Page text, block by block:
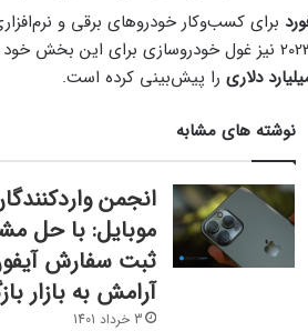
برای کسب‌وکار خودروهای برقی و نرم‌افزاری
این بخش خود ضرر 4.7 میلیارد دلاری را گزارش کرده بود و برای سال جاری نیز ضرر
دلاری را پیش‌بینی کرده است.
نوشته های مشابه
انجمن
موبایل: با حل
ثبت سفارش
آرامش به بازار
3 خرداد 1401